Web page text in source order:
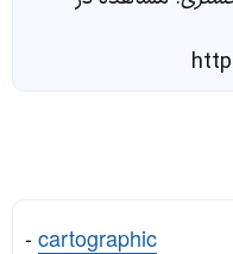
-cartographic